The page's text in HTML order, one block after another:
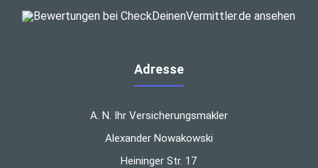
Adresse
A. N. Ihr Versicherungsmakler
Alexander Nowakowski
Heininger Str. 17